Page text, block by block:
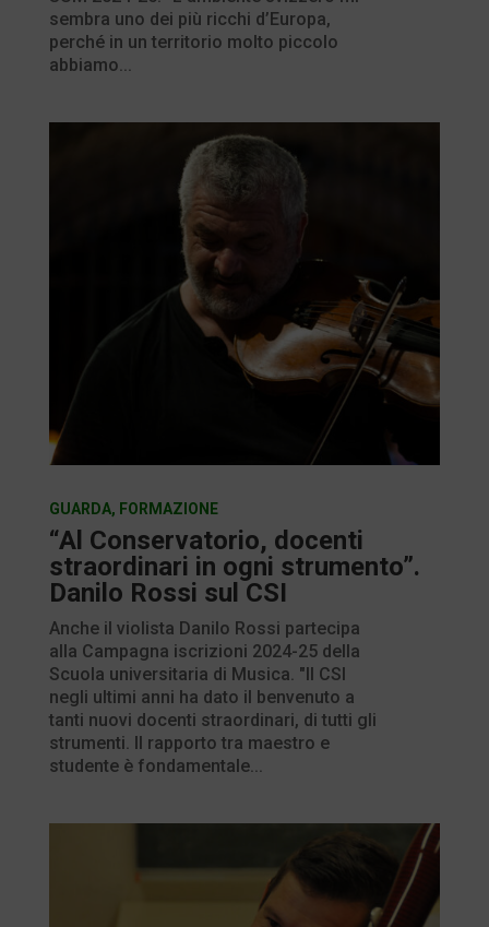
sembra uno dei più ricchi d’Europa,
perché in un territorio molto piccolo
abbiamo...
“Al Conservatorio, docenti
straordinari in ogni strumento”.
Danilo Rossi sul CSI
GUARDA, FORMAZIONE
Anche il violista Danilo Rossi partecipa
alla Campagna iscrizioni 2024-25 della
Scuola universitaria di Musica. "Il CSI
negli ultimi anni ha dato il benvenuto a
tanti nuovi docenti straordinari, di tutti gli
strumenti. Il rapporto tra maestro e
studente è fondamentale...